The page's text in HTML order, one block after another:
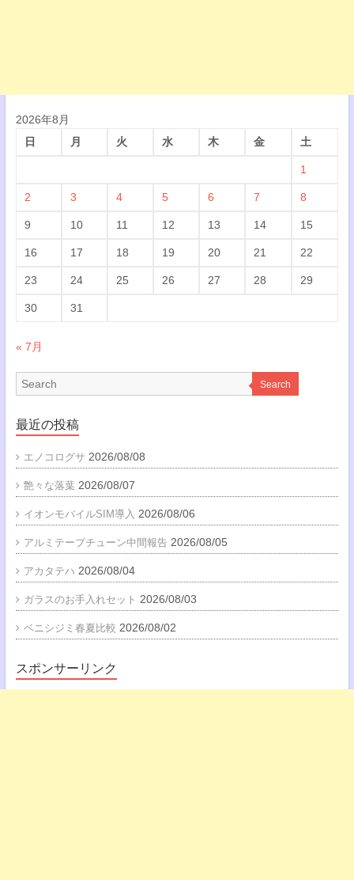
2026年8月
日
月 火 水 木 金 土
1
2 3 4 5 6 7 8
9 10 11 12 13 14 15
16 17 18 19 20 21 22
23 24 25 26 27 28 29
30 31
« 7月
Search
最近の投稿
エノコログサ 2026/08/08
艶々な落葉 2026/08/07
イオンモバイルSIM導入 2026/08/06
アルミテープチューン中間報告 2026/08/05
アカタテハ 2026/08/04
ガラスのお手入れセット 2026/08/03
ベニシジミ春夏比較 2026/08/02
スポンサーリンク